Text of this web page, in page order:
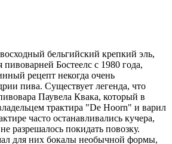
бельгийский крепкий эль,
Бостеелс с 1980 года,
рецепт некогда очень
пива. Существует легенда, что
Паувела Квака, который в
трактира "De Hoorn" и варил
часто останавливались кучера,
разрешалось покидать повозку.
для них бокалы необычной формы,